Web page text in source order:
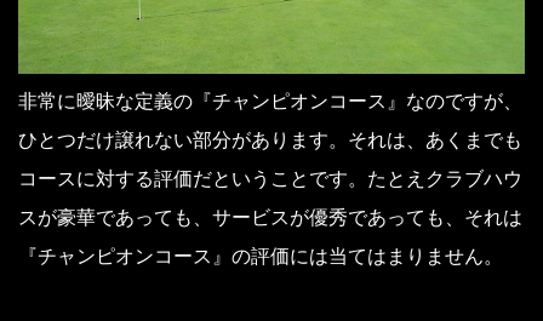
非常に曖昧な定義の『チャンピオンコース』なのですが、
ひとつだけ譲れない部分があります。それは、あくまでも
コースに対する評価だということです。たとえクラブハウ
スが豪華であっても、サービスが優秀であっても、それは
『チャンピオンコース』の評価には当てはまりません。